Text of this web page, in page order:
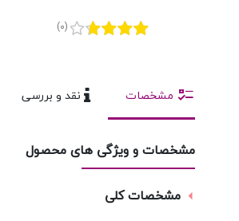
(0)
مشخصات نقد و بررسی
مشخصات و ویژگی های محصول
مشخصات کلی